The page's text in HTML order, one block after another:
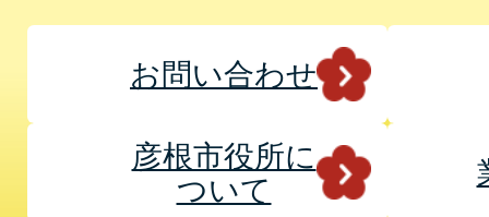
お問い合わせ
彦根市役所に
ついて